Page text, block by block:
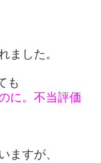
ました。
も
に。 不当評価
ますが、